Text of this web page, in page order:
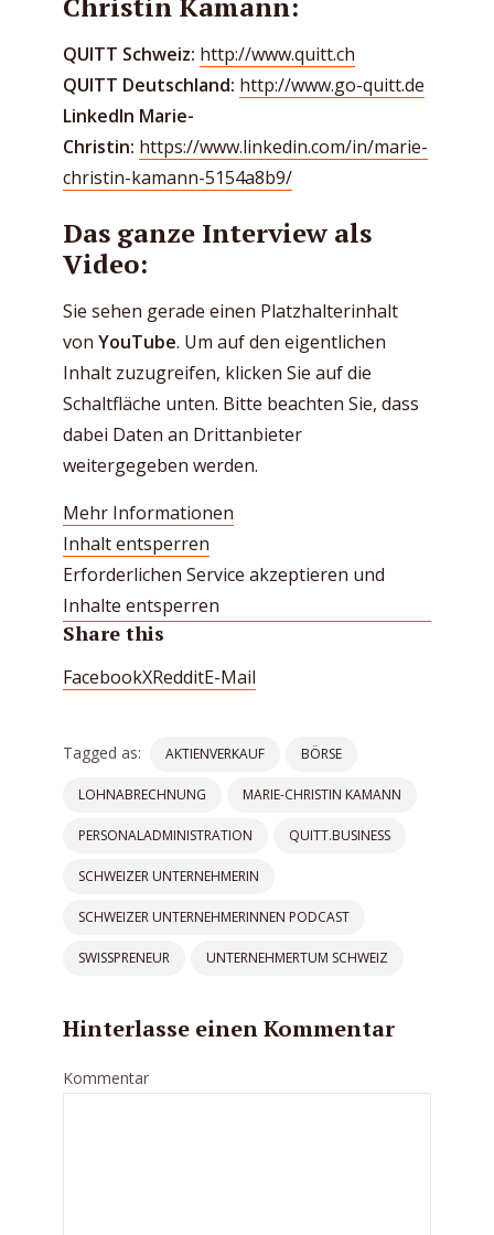
QUITT Schweiz: ⁠http://www.quitt.ch⁠
QUITT Deutschland: ⁠http://www.go-quitt.de⁠
LinkedIn Marie-
Christin: ⁠https://www.linkedin.com/in/marie-
christin-kamann-5154a8b9/
Das ganze Interview als
Video:
Sie sehen gerade einen Platzhalterinhalt
von YouTube. Um auf den eigentlichen
Inhalt zuzugreifen, klicken Sie auf die
Schaltfläche unten. Bitte beachten Sie, dass
dabei Daten an Drittanbieter
weitergegeben werden.
Mehr Informationen
Inhalt entsperren
Erforderlichen Service akzeptieren und
Inhalte entsperren
Share this
FacebookXRedditE-Mail
Tagged as: AKTIENVERKAUF BÖRSE
LOHNABRECHNUNG MARIE-CHRISTIN KAMANN
PERSONALADMINISTRATION QUITT.BUSINESS
SCHWEIZER UNTERNEHMERIN
SCHWEIZER UNTERNEHMERINNEN PODCAST
SWISSPRENEUR UNTERNEHMERTUM SCHWEIZ
Hinterlasse einen Kommentar
Kommentar